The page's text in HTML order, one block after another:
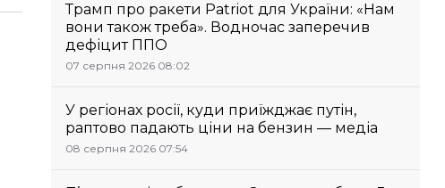
Трамп про ракети Patriot для України: «Нам
вони також треба». Водночас заперечив
дефіцит ППО
07 серпня 2026 08:02
У регіонах росії, куди приїжджає путін,
раптово падають ціни на бензин — медіа
08 серпня 2026 07:54